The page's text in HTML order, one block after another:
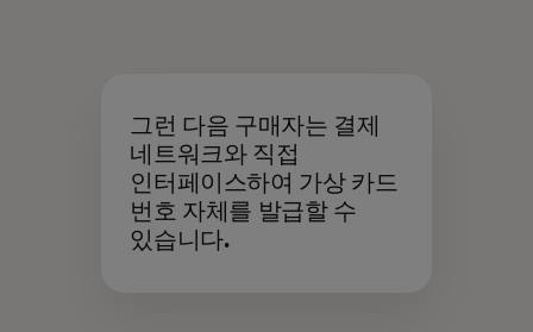
그런 다음 구매자는 결제
네트워크와 직접
인터페이스하여 가상 카드
번호 자체를 발급할 수
있습니다.